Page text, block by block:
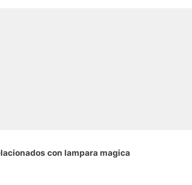
con lampara magica